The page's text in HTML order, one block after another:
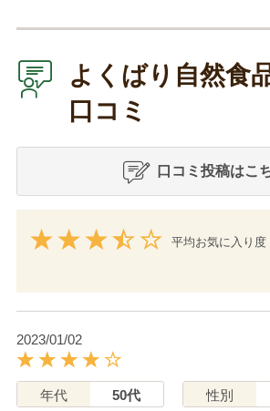
よくばり自然食
口コミ
口コミ投稿はこ
平均お気に入り度
2023/01/02
年代 50代 性別